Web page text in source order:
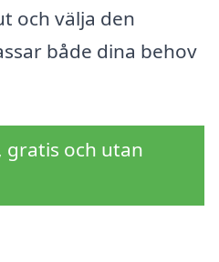
och välja den
både dina behov
gratis och utan